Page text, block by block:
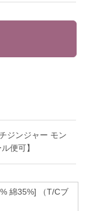
ジンジャー モン
便可】
綿35%] （T/Cブ